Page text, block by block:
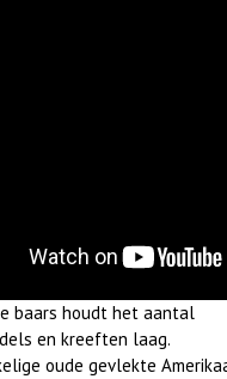
baars houdt het aantal
en kreeften laag.
oude gevlekte